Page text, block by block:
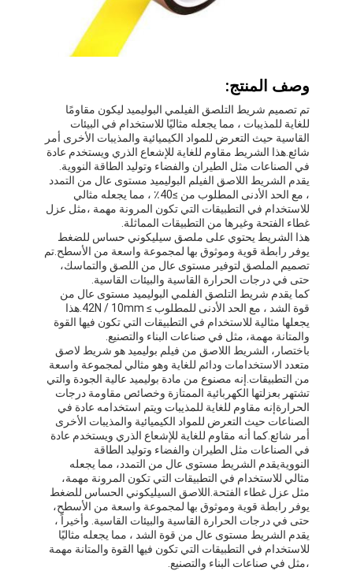
الصفحة الرئيسية
وصف المنتج:
تم تصميم شريط التلصق الفيلمي البوليميد ليكون مقاومًا
للغاية للمذيبات ، مما يجعله مثاليًا للاستخدام في البيئات
القاسية حيث التعرض للمواد الكيميائية والمذيبات الأخرى أمر
شائع.هذا الشريط مقاوم للغاية للإشعاع الذري ويستخدم عادة
في الصناعات مثل الطيران والفضاء وتوليد الطاقة النووية.
يقدم الشريط اللاصق الفيلم البوليميد مستوى عال من التمدد
، مع الحد الأدنى المطلوب من ≥40٪ ، مما يجعله مثالي
للاستخدام في التطبيقات التي تكون المرونة مهمة ،مثل عزل
غطاء الفتحة وغيرها من التطبيقات المماثلة.
هذا الشريط يحتوي على ملصق سيليكوني حساس للضغط
يوفر رابطة قوية وموثوق بها لمجموعة واسعة من الأسطح.تم
تصميم الملصق لتوفير مستوى عال من اللصق والتماسك،
حتى في درجات الحرارة القاسية والبيئات القاسية.
كما يقدم شريط التلصق الفلمي البوليميد مستوى عال من
قوة الشد ، مع الحد الأدنى للمطلوب ≥ 42N / 10mm.هذا
يجعلها مثالية للاستخدام في التطبيقات التي تكون فيها القوة
والمتانة مهمة، مثل في صناعات البناء والتصنيع.
باختصار، الشريط اللاصق من فيلم بوليميد هو شريط لاصق
متعدد الاستخدامات ودائم للغاية وهو مثالي لمجموعة واسعة
من التطبيقات.إنه مصنوع من مادة بوليميد عالية الجودة والتي
تشتهر بعزلتها الكهربائية الممتازة وخصائص مقاومة درجات
الحرارةإنه مقاوم للغاية للمذيبات ويتم استخدامه عادة في
الصناعات حيث التعرض للمواد الكيميائية والمذيبات الأخرى
أمر شائع.كما أنه مقاوم للغاية للإشعاع الذري ويستخدم عادة
في الصناعات مثل الطيران والفضاء وتوليد الطاقة
النوويةيقدم الشريط مستوى عال من التمدد، مما يجعله
مثالي للاستخدام في التطبيقات التي تكون المرونة مهمة،
مثل عزل غطاء الفتحة.اللاصق السيليكوني الحساس للضغط
يوفر رابطة قوية وموثوق بها لمجموعة واسعة من الأسطح،
حتى في درجات الحرارة القاسية والبيئات القاسية. وأخيراً ،
يقدم الشريط مستوى عال من قوة الشد ، مما يجعله مثاليًا
للاستخدام في التطبيقات التي تكون فيها القوة والمتانة مهمة
،مثل في صناعات البناء والتصنيع.